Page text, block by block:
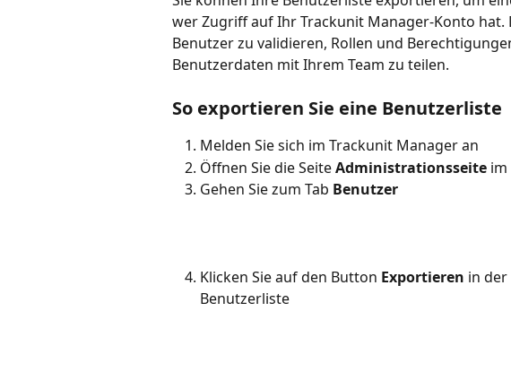
wer Zugriff auf Ihr Trackunit Manager-Konto hat.
Benutzer zu validieren, Rollen und
Benutzerdaten mit Ihrem Team zu teilen.
So exportieren Sie eine Benutzerliste
Melden Sie sich im Trackunit Manager an
Öffnen Sie die Seite Administrationsseite im
Gehen Sie zum Tab Benutzer
Klicken Sie auf den Button Exportieren in
Benutzerliste